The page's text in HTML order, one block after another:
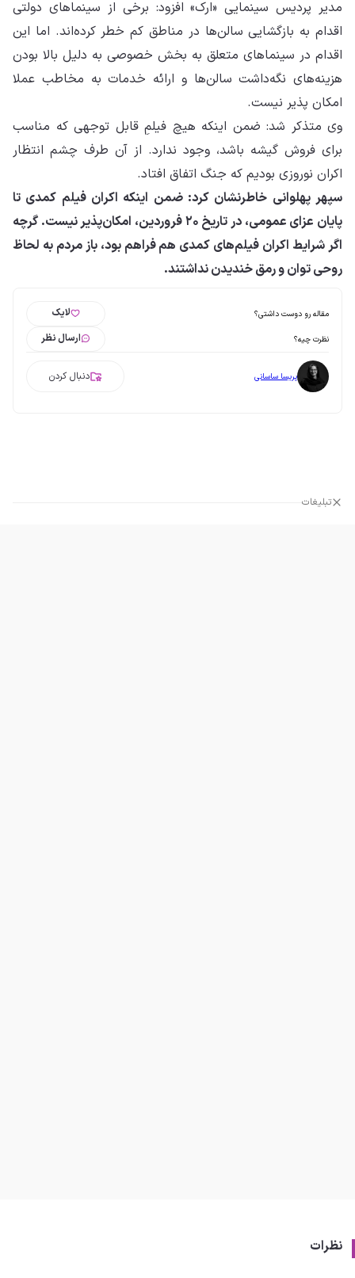
مدیر پردیس سینمایی «ارک» افزود: برخی از سینماهای دولتی
اقدام به بازگشایی سالن‌ها در مناطق کم خطر کرده‌اند. اما این
اقدام در سینماهای متعلق به بخش خصوصی به دلیل بالا بودن
هزینه‌های نگه‌داشت سالن‌ها و ارائه خدمات به مخاطب عملا
امکان پذیر نیست.
وی متذکر شد: ضمن اینکه هیچ فیلمِ قابل توجهی که مناسب
برای فروش گیشه باشد، وجود ندارد. از آن طرف چشم انتظار
اکران نوروزی بودیم که جنگ اتفاق افتاد.
سپهر پهلوانی خاطرنشان کرد: ضمن اینکه اکران فیلم کمدی تا
پایان عزای عمومی، در تاریخ ۲۰ فروردین، امکان‌پذیر نیست. گرچه
اگر شرایط اکران فیلم‌های کمدی هم فراهم بود، باز مردم به لحاظ
روحی توان و رمق خندیدن نداشتند.
مقاله رو دوست داشتی؟ لایک
نظرت چیه؟ ارسال نظر
پریسا ساسانی دنبال کردن
تبلیغات
نظرات